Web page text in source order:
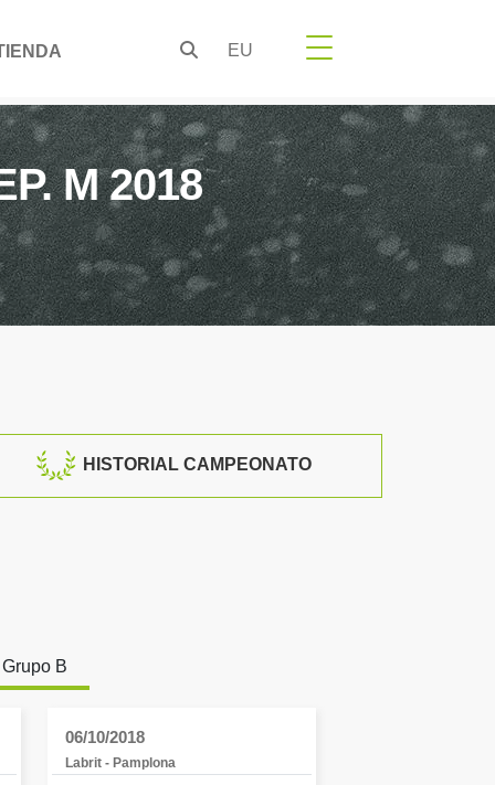
EU
M 2018
HISTORIAL CAMPEONATO
Grupo B
06/10/2018
Labrit - Pamplona